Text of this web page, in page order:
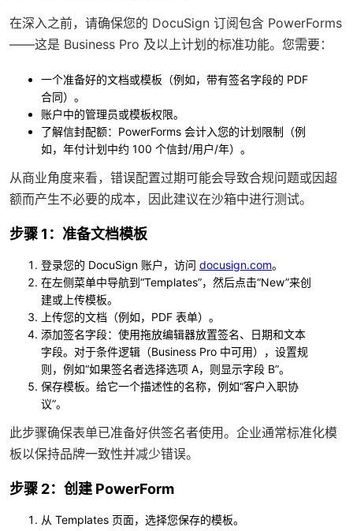
在深入之前，请确保您的 DocuSign 订阅包含 PowerForms
——这是 Business Pro 及以上计划的标准功能。您需要：
一个准备好的文档或模板（例如，带有签名字段的 PDF
合同）。
账户中的管理员或模板权限。
了解信封配额：PowerForms 会计入您的计划限制（例
如，年付计划中约 100 个信封/用户/年）。
从商业角度来看，错误配置过期可能会导致合规问题或因超
额而产生不必要的成本，因此建议在沙箱中进行测试。
步骤 1：准备文档模板
登录您的 DocuSign 账户，访问 docusign.com。
在左侧菜单中导航到“Templates”，然后点击“New”来创
建或上传模板。
上传您的文档（例如，PDF 表单）。
添加签名字段：使用拖放编辑器放置签名、日期和文本
字段。对于条件逻辑（Business Pro 中可用），设置规
则，例如“如果签名者选择选项 A，则显示字段 B”。
保存模板。给它一个描述性的名称，例如“客户入职协
议”。
此步骤确保表单已准备好供签名者使用。企业通常标准化模
板以保持品牌一致性并减少错误。
步骤 2：创建 PowerForm
从 Templates 页面，选择您保存的模板。